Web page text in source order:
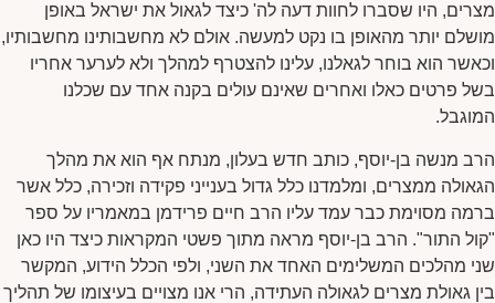
מצרים, היו שסברו לחוות דעה לה' כיצד לגאול את ישראל באופן
מושלם יותר מהאופן בו נקט למעשה. אולם לא מחשבותינו מחשבותיו,
וכאשר הוא בוחר לגאלנו, עלינו להצטרף למהלך ולא לערער אחריו
בשל פרטים כאלו ואחרים שאינם עולים בקנה אחד עם שכלנו
המוגבל.
הרב מנשה בן-יוסף, כותב חדש בעלון, מנתח אף הוא את מהלך
הגאולה ממצרים, ומלמדנו כלל גדול בענייני פקידה וזכירה, כלל אשר
ברמה מסוימת כבר עמד עליו הרב חיים פרידמן במאמריו על ספר
"קול התור". הרב בן-יוסף מראה מתוך פשטי המקראות כיצד היו כאן
שני מהלכים המשלימים האחד את השני, ולפי הכלל הידוע, המקשר
בין גאולת מצרים לגאולה העתידה, הרי אנו מצויים בעיצומו של תהליך